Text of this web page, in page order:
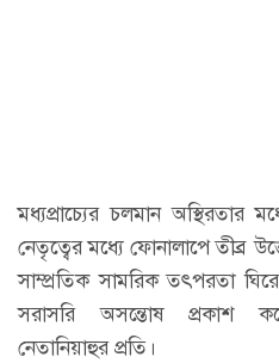
মধ্যপ্রাচ্যের চলমান অস্থিরতার
নেতৃত্বের মধ্যে ফোনালাপে তীব্র
সাম্প্রতিক সামরিক তৎপরতা ঘিরে
সরাসরি অসন্তোষ প্রকাশ
নেতানিয়াহুর প্রতি।